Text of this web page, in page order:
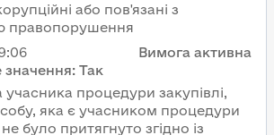
або пов'язані з
правопорушення
Вимога активна
значення: Так
учасника процедури закупівлі,
яка є учасником процедури
не було притягнуто згідно із